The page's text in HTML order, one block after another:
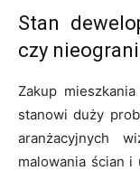
Stan
czy
Zakup
stanowi duży
aranżacyjnych
malowania ścian i